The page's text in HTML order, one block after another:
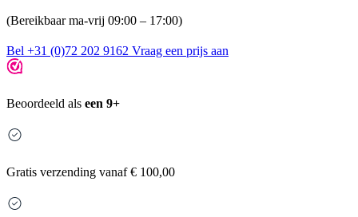
(Bereikbaar ma-vrij 09:00 – 17:00)
Bel +31 (0)72 202 9162 Vraag een prijs aan
Beoordeeld als een 9+
Gratis verzending vanaf € 100,00